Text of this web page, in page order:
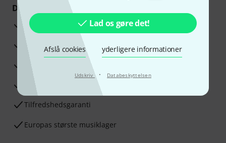
Lad os gøre det!
Afslå cookies yderligere informationer
Udskriv · Databeskyttelsen
Dine fordele
3 års Thomann Garanti
30 dages money back garanti
Råd fra vores eksperter
Tilfredshedsgaranti
Europas største musiklager